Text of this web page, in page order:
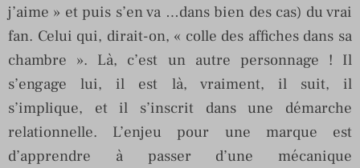
j’aime » et puis s’en va …dans bien des cas) du vrai
fan. Celui qui, dirait-on, « colle des affiches dans sa
chambre ». Là, c’est un autre personnage ! Il
s’engage lui, il est là, vraiment, il suit, il
s’implique, et il s’inscrit dans une démarche
relationnelle. L’enjeu pour une marque est
d’apprendre à passer d’une mécanique